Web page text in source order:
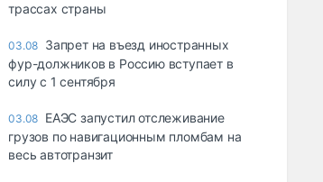
трассах страны
03.08 Запрет на въезд иностранных
фур-должников в Россию вступает в
силу с 1 сентября
03.08 ЕАЭС запустил отслеживание
грузов по навигационным пломбам на
весь автотранзит